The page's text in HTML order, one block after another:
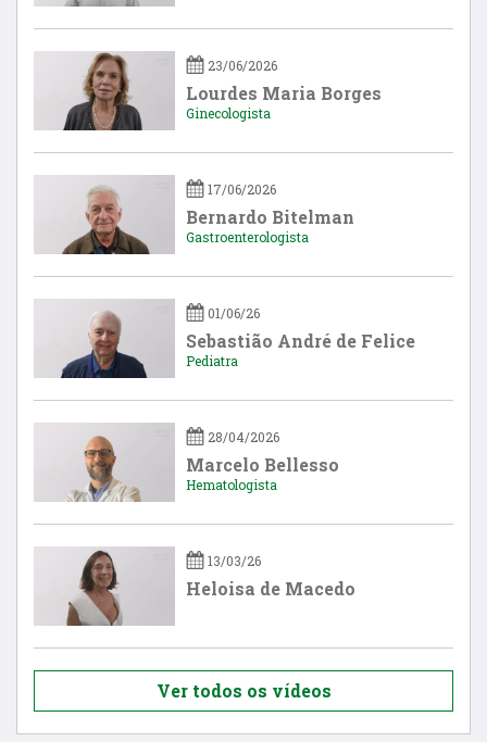
23/06/2026
Lourdes Maria Borges
Ginecologista
17/06/2026
Bernardo Bitelman
Gastroenterologista
01/06/26
Sebastião André de Felice
Pediatra
28/04/2026
Marcelo Bellesso
Hematologista
13/03/26
Heloisa de Macedo
Ver todos os vídeos